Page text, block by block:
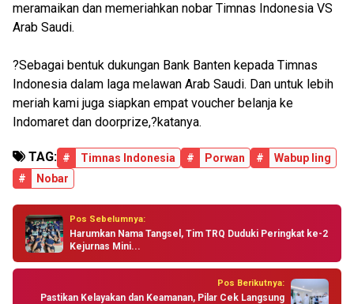
meramaikan dan memeriahkan nobar Timnas Indonesia VS
Arab Saudi.
?Sebagai bentuk dukungan Bank Banten kepada Timnas
Indonesia dalam laga melawan Arab Saudi. Dan untuk lebih
meriah kami juga siapkan empat voucher belanja ke
Indomaret dan doorprize,?katanya.
TAG: # Timnas Indonesia # Porwan #
Wabup Iing
#
Nobar
Pos Sebelumnya:
Harumkan Nama Tangsel, Tim TRQ Duduki Peringkat ke-2
Kejurnas Mini...
Pos Berikutnya:
Pastikan Kelayakan dan Keamanan, Pilar Cek Langsung